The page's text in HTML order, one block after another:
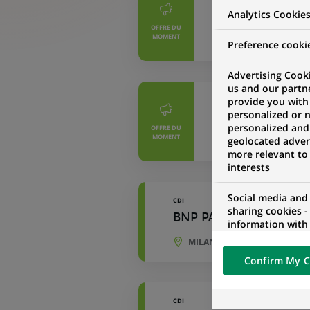
OFFRE DU
MOMENT
Financial Risk
MADRID,
OFFRE DU
MOMENT
CDI
Financial Risk
MADRID,
CDI
BNP PARIBAS CARDIF
MILAN, LOMBARDIE, ITALIE
CDI
Analytics Cookies
Preference
Advertising
us and our
provide you with
personalized or
personalized and
geolocated
more relevant
interests
Social media
sharing cookies
information with
networks and
visualization on
of the content
external website.
Confirm My